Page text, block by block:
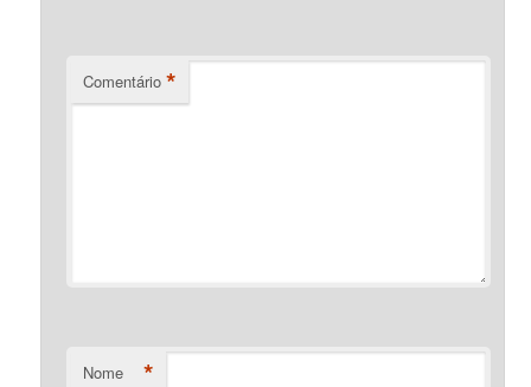
Comentário *
Nome *